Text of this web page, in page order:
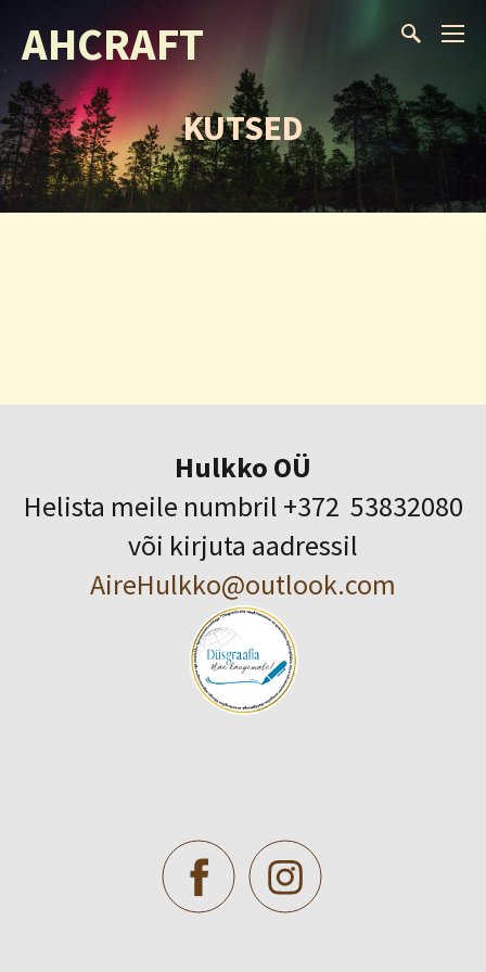
AHCRAFT
KUTSED
Hulkko OÜ
Helista meile numbril +372 53832080
või kirjuta aadressil
AireHulkko@outlook.com